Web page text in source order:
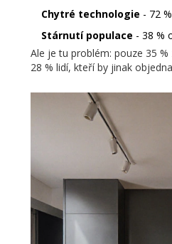
Chytré technologie - 72
Stárnutí populace - 38 %
Ale je tu problém: pouze 35
28 % lidí, kteří by jinak